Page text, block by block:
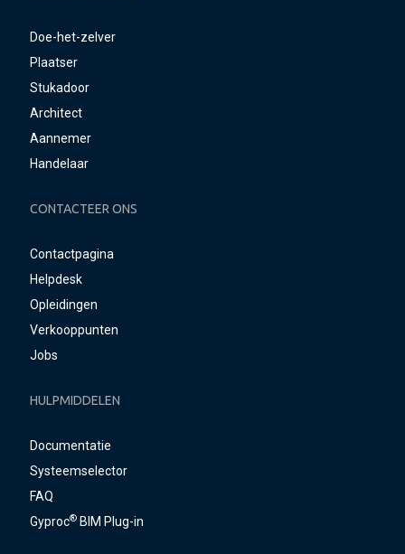
Doe-het-zelver
Plaatser
Stukadoor
Architect
Aannemer
Handelaar
CONTACTEER ONS
Contactpagina
Helpdesk
Opleidingen
Verkooppunten
Jobs
HULPMIDDELEN
Documentatie
Systeemselector
FAQ
Gyproc® BIM Plug-in